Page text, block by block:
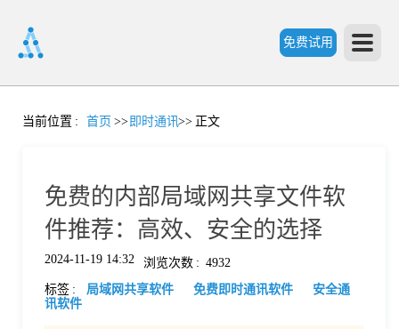
免费试用
首
当前位置 : 首页 >> 即时通讯>> 正文
免费的内部局域网共享文件软
件推荐：高效、安全的选择
2024-11-19 14:32 浏览次数 : 4932
标签 : 局域网共享软件 免费即时通讯软件
安全通
讯软件